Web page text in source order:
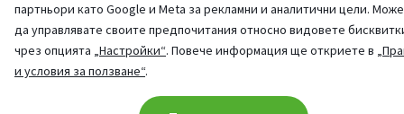
партньори като Google и Meta за рекламни и аналитични цели.
да управлявате своите предпочитания относно видовете
чрез опцията „Настройки“. Повече информация ще откриете в
и условия за ползване“.
Cookie consent change